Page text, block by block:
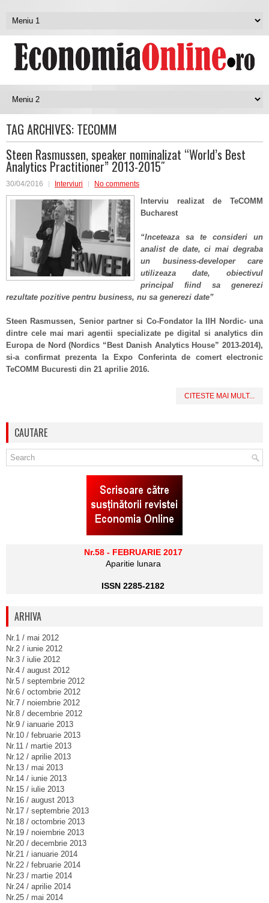
TAG ARCHIVES: TECOMM
Steen Rasmussen, speaker nominalizat “World’s Best
Analytics Practitioner” 2013-2015″
30/04/2016 Interviuri No comments
Interviu realizat de
TeCOMM
Bucharest
“Inceteaza sa te consideri un
analist de date, ci mai degraba
un business-developer care
utilizeaza date, obiectivul
principal fiind sa generezi
rezultate pozitive pentru business, nu sa generezi date”
Steen Rasmussen, Senior partner si Co-Fondator la IIH Nordic- una
dintre cele mai mari agentii specializate pe digital si analytics din
Europa de Nord (Nordics “Best Danish Analytics House” 2013-2014),
si-a confirmat prezenta la Expo Conferinta de comert electronic
TeCOMM Bucuresti din 21 aprilie 2016.
CITESTE MAI MULT...
CAUTARE
Nr.58 - FEBRUARIE 2017
Aparitie lunara
ISSN 2285-2182
ARHIVA
Nr.1 / mai 2012
Nr.2 / iunie 2012
Nr.3 / iulie 2012
Nr.4 / august 2012
Nr.5 / septembrie 2012
Nr.6 / octombrie 2012
Nr.7 / noiembrie 2012
Nr.8 / decembrie 2012
Nr.9 / ianuarie 2013
Nr.10 / februarie 2013
Nr.11 / martie 2013
Nr.12 / aprilie 2013
Nr.13 / mai 2013
Nr.14 / iunie 2013
Nr.15 / iulie 2013
Nr.16 / august 2013
Nr.17 / septembrie 2013
Nr.18 / octombrie 2013
Nr.19 / noiembrie 2013
Nr.20 / decembrie 2013
Nr.21 / ianuarie 2014
Nr.22 / februarie 2014
Nr.23 / martie 2014
Nr.24 / aprilie 2014
Nr.25 / mai 2014